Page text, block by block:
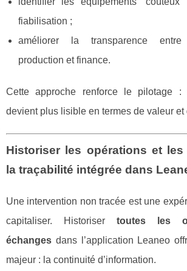
fiabilisation ;
améliorer la transparence entre
production et finance.
Cette approche renforce le pilotage :
devient plus lisible en termes de valeur et
Historiser les opérations et
la traçabilité intégrée dans
Une intervention non tracée est une
capitaliser. Historisertoutes les
échanges dans l’application Leaneo
majeur : la continuité d’information.